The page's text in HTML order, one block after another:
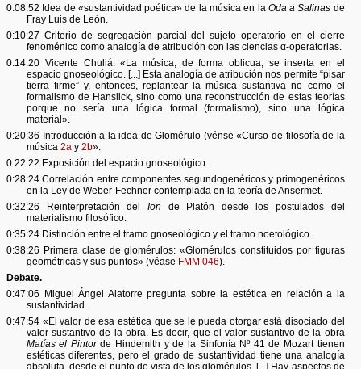
0:08:52 Idea de «sustantividad poética» de la música en la Oda a Salinas de
Fray Luis de León.
0:10:27 Criterio de segregación parcial del sujeto operatorio en el cierre
fenoménico como analogía de atribución con las ciencias α-operatorias.
0:14:20 Vicente Chuliá: «La música, de forma oblicua, se inserta en el
espacio gnoseológico. [...] Esta analogía de atribución nos permite “pisar
tierra firme” y, entonces, replantear la música sustantiva no como el
formalismo de Hanslick, sino como una reconstrucción de estas teorías
porque no sería una lógica formal (formalismo), sino una lógica
material».
0:20:36 Introducción a la idea de Glomérulo (vénse «Curso de filosofía de la
música 2ay 2b».
0:22:22 Exposición del espacio gnoseológico.
0:28:24 Correlación entre componentes segundogenéricos y primogenéricos
en la Ley de Weber-Fechner contemplada en la teoría de Ansermet.
0:32:26 Reinterpretación del Ion de Platón desde los postulados del
materialismo filosófico.
0:35:24 Distinción entre el tramo gnoseológico y el tramo noetológico.
0:38:26 Primera clase de glomérulos: «Glomérulos constituidos por figuras
geométricas y sus puntos» (véase FMM 046).
Debate.
0:47:06 Miguel Ángel Alatorre pregunta sobre la estética en relación a la
sustantividad.
0:47:54 «El valor de esa estética que se le pueda otorgar está disociado del
valor sustantivo de la obra. Es decir, que el valor sustantivo de la obra
Matías el Pintorde Hindemith y de la Sinfonía Nº 41 de Mozart tienen
estéticas diferentes, pero el grado de sustantividad tiene una analogía
absoluta, desde el punto de vista de los glomérulos. [...] Hay aspectos de